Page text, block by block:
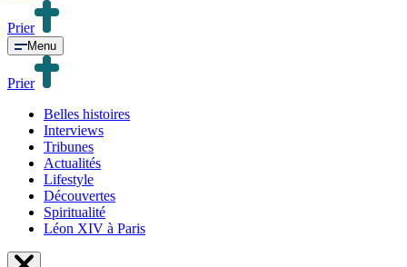
Prier
Menu
Prier
Belles histoires
Interviews
Tribunes
Actualités
Lifestyle
Découvertes
Spiritualité
Léon XIV à Paris